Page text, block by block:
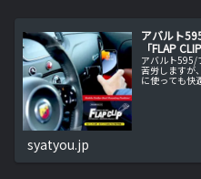
アバルト
「FLAP
アバルト595/
苦労しますが
に使っても快
syatyou.jp